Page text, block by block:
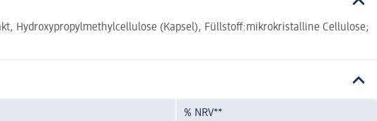
Hydroxypropylmethylcellulose (Kapsel), Füllstoff:mikrokristalline Cellulose;
% NRV**